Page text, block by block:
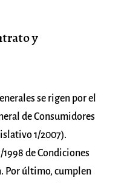
y
se rigen por el
de Consumidores
1/2007).
1998 de Condiciones
Por último, cumplen